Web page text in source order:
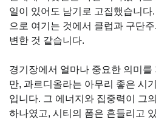
일이 있어도 남기로 고집했습니다
으로 여기는 것에서 클럽과 구단
변한 것 같습니다.
경기장에서 얼마나 중요한 의미를
만, 과르디올라는 아무리 좋은 시
입니다. 그 에너지와 집중력이 그
하나였고, 시티의 폼은 흔들리고